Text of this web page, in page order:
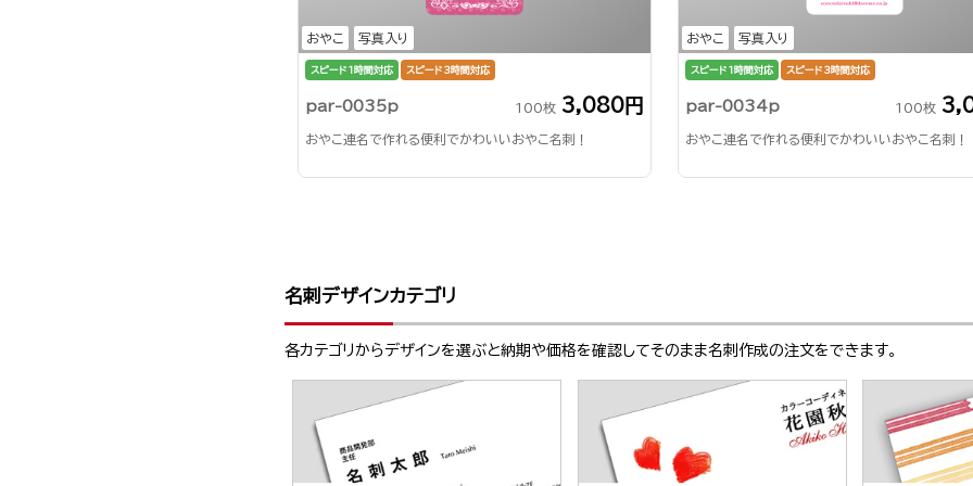
おやこ 写真入り
スピード1時間対応 スピード3時間対応
par-0035p 100枚 3,080円
おやこ連名で作れる便利でかわいいおやこ名刺！
おやこ 写真入り
スピード1時間対応 スピード3時間対応
par-0034p 100枚
おやこ連名で作れる便利でかわいいおやこ名刺！
名刺デザインカテゴリ
各カテゴリからデザインを選ぶと納期や価格を確認してそのまま名刺作成の注文をできます。